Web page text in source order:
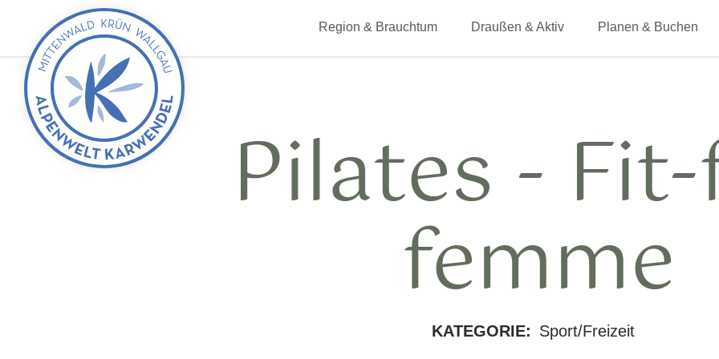
Region & Brauchtum Draußen & Aktiv Planen & Buchen
zurück
zur
Startseite
Pilates -
femme
KATEGORIE: Sport/Freizeit